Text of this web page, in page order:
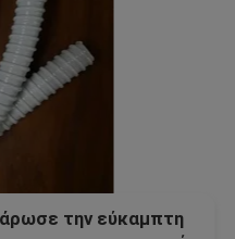
την εύκαμπτη